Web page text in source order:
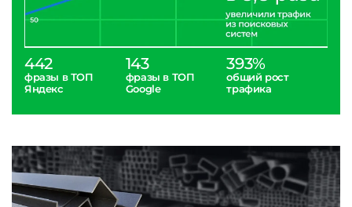
442
фразы в ТОП
Яндекс
143
фразы в ТОП
Google
393%
общий рост
трафика